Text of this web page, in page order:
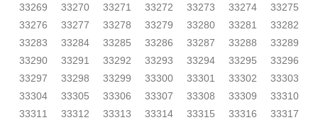
33269
33270 33271 33272 33273 33274
33275
33276
33277 33278 33279 33280 33281
33282
33283
33284 33285 33286 33287 33288
33289
33290
33291 33292 33293 33294 33295
33296
33297
33298 33299 33300 33301 33302
33303
33304
33305 33306 33307 33308 33309
33310
33311
33312 33313 33314 33315 33316
33317